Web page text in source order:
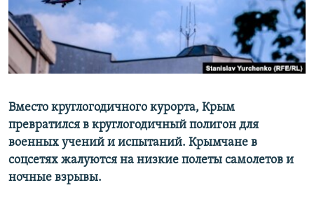
ПОБЕДИТЕЛЕЙ НЕ СУДЯТ?
КРЫМ.НЕПОКОРЕННЫЙ
ELIFBE
ПРИСОЕДИНЯЙТЕСЬ!
Все сайты RFE/RL
Вместо круглогодичного курорта, Крым
превратился в круглогодичный полигон для
военных учений и испытаний. Крымчане в
соцсетях жалуются на низкие полеты самолетов и
ночные взрывы.